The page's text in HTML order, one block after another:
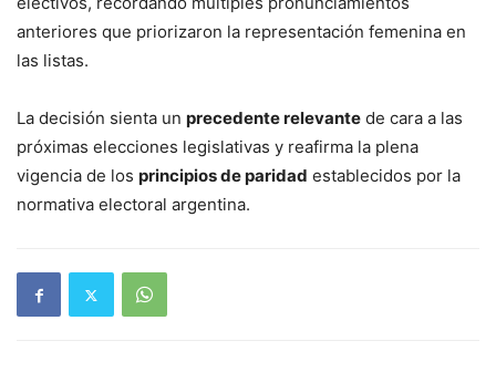
anteriores que priorizaron la representación femenina en
las listas.
La decisión sienta un precedente relevante de cara a las
próximas elecciones legislativas y reafirma la plena
vigencia de los principios de paridad establecidos por la
normativa electoral argentina.